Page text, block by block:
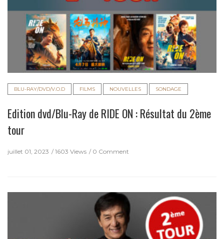
BLU-RAY/DVD/V.O.D FILMS NOUVELLES SONDAGE
Edition dvd/Blu-Ray de RIDE ON : Résultat du 2ème
tour
juillet 01, 2023 1603 Views 0 Comment